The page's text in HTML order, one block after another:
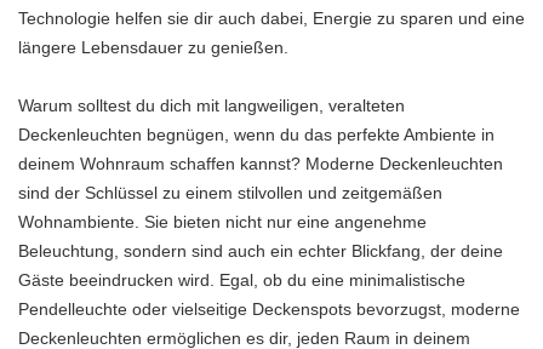
Technologie helfen sie dir auch dabei, Energie zu sparen und eine
längere Lebensdauer zu genießen.
Warum solltest du dich mit langweiligen, veralteten
Deckenleuchten begnügen, wenn du das perfekte Ambiente in
deinem Wohnraum schaffen kannst? Moderne Deckenleuchten
sind der Schlüssel zu einem stilvollen und zeitgemäßen
Wohnambiente. Sie bieten nicht nur eine angenehme
Beleuchtung, sondern sind auch ein echter Blickfang, der deine
Gäste beeindrucken wird. Egal, ob du eine minimalistische
Pendelleuchte oder vielseitige Deckenspots bevorzugst, moderne
Deckenleuchten ermöglichen es dir, jeden Raum in deinem